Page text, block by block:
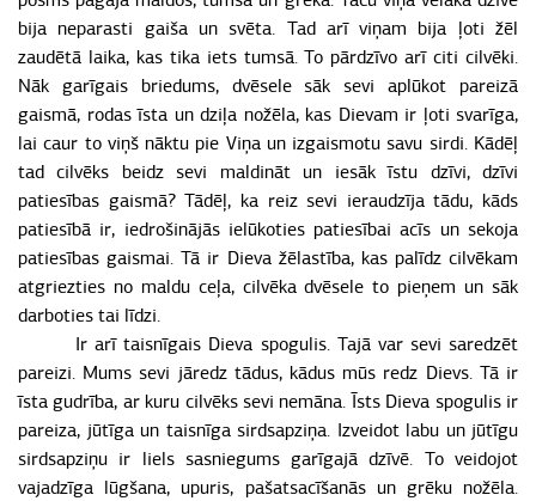
bija neparasti gaiša un svēta. Tad arī viņam bija ļoti žēl
zaudētā laika, kas tika iets tumsā. To pārdzīvo arī citi cilvēki.
Nāk garīgais briedums, dvēsele sāk sevi aplūkot pareizā
gaismā, rodas īsta un dziļa nožēla, kas Dievam ir ļoti svarīga,
lai caur to viņš nāktu pie Viņa un izgaismotu savu sirdi. Kādēļ
tad cilvēks beidz sevi maldināt un iesāk īstu dzīvi, dzīvi
patiesības gaismā? Tādēļ, ka reiz sevi ieraudzīja tādu, kāds
patiesībā ir, iedrošinājās ielūkoties patiesībai acīs un sekoja
patiesības gaismai. Tā ir Dieva žēlastība, kas palīdz cilvēkam
atgriezties no maldu ceļa, cilvēka dvēsele to pieņem un sāk
darboties tai līdzi.
Ir arī taisnīgais Dieva spogulis. Tajā var sevi saredzēt
pareizi. Mums sevi jāredz tādus, kādus mūs redz Dievs. Tā ir
īsta gudrība, ar kuru cilvēks sevi nemāna. Īsts Dieva spogulis ir
pareiza, jūtīga un taisnīga sirdsapziņa. Izveidot labu un jūtīgu
sirdsapziņu ir liels sasniegums garīgajā dzīvē. To veidojot
vajadzīga lūgšana, upuris, pašatsacīšanās un grēku nožēla.